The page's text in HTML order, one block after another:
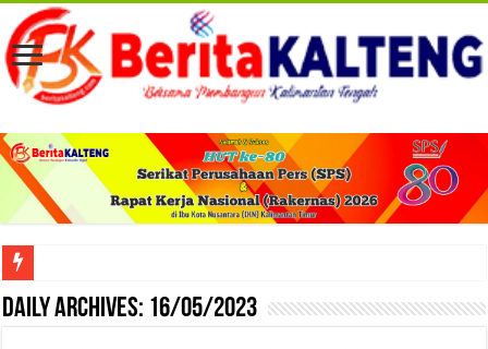
Viral! Selama Dua Bulan Lebih Siltap Serta Tunjangan Pemdes dan BPD di
Daily Archives: 16/05/2023